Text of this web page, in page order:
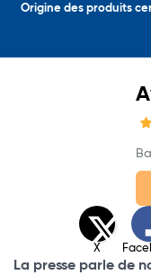
Origine des produits
X
La presse parle de